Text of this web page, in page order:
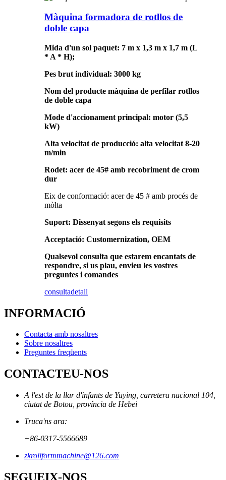
Màquina formadora de rotllos de
doble capa
Mida d'un sol paquet: 7 m x 1,3 m x 1,7 m (L
* A * H);
Pes brut individual: 3000 kg
Nom del producte màquina de perfilar rotllos
de doble capa
Mode d'accionament principal: motor (5,5
kW)
Alta velocitat de producció: alta velocitat 8-20
m/min
Rodet: acer de 45# amb recobriment de crom
dur
Eix de conformació: acer de 45 # amb procés de
mòlta
Suport: Dissenyat segons els requisits
Acceptació: Customernization, OEM
Qualsevol consulta que estarem encantats de
respondre, si us plau, envieu les vostres
preguntes i comandes
consultadetall
INFORMACIÓ
Contacta amb nosaltres
Sobre nosaltres
Preguntes freqüents
CONTACTEU-NOS
A l'est de la llar d'infants de Yuying, carretera nacional 104,
ciutat de Botou, província de Hebei
Truca'ns ara:
+86-0317-5566689
zkrollformmachine@126.com
SEGUEIX-NOS